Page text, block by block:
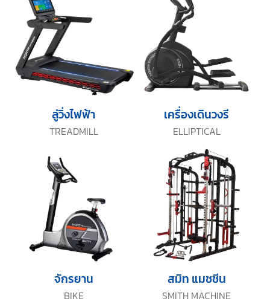
TREADMILL
ลู่วิ่งไฟฟ้า
ELLIPTICAL
เครื่องเดินวงรี
BIKE
จักรยาน
SMITH MACHINE
สมิท แมชชีน